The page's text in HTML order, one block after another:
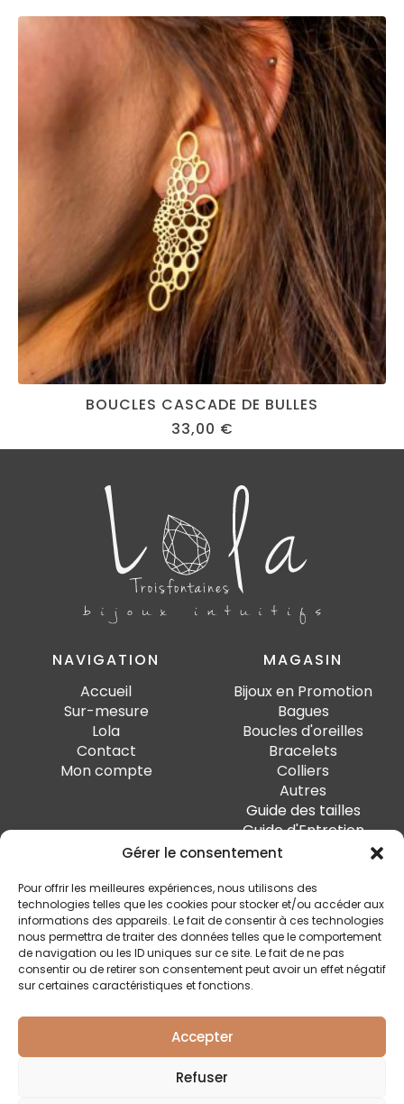
Gérer le consentement
Pour offrir les meilleures expériences, nous utilisons des
technologies telles que les cookies pour stocker et/ou accéder aux
informations des appareils. Le fait de consentir à ces technologies
nous permettra de traiter des données telles que le comportement
de navigation ou les ID uniques sur ce site. Le fait de ne pas
consentir ou de retirer son consentement peut avoir un effet négatif
sur certaines caractéristiques et fonctions.
Accepter
Refuser
BOUCLES CASCADE DE BULLES
33,00 €
NAVIGATION
Accueil
Sur-mesure
Lola
Contact
Mon compte
MAGASIN
Bijoux en Promotion
Bagues
Boucles d'oreilles
Bracelets
Colliers
Autres
Guide des tailles
Guide d'Entretien
SUIVEZ-MOI
Quai Marcellis 10, 4020 Liège - BE0 794.477.312